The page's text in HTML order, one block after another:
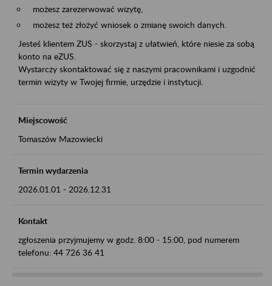
możesz zarezerwować wizytę,
możesz też złożyć wniosek o zmianę swoich danych.
Jesteś klientem ZUS - skorzystaj z ułatwień, które niesie za sobą
konto na eZUS.
Wystarczy skontaktować się z naszymi pracownikami i uzgodnić
termin wizyty w Twojej firmie, urzędzie i instytucji.
Miejscowość
Tomaszów Mazowiecki
Termin wydarzenia
2026.01.01 - 2026.12.31
Kontakt
zgłoszenia przyjmujemy w godz. 8:00 - 15:00, pod numerem
telefonu: 44 726 36 41